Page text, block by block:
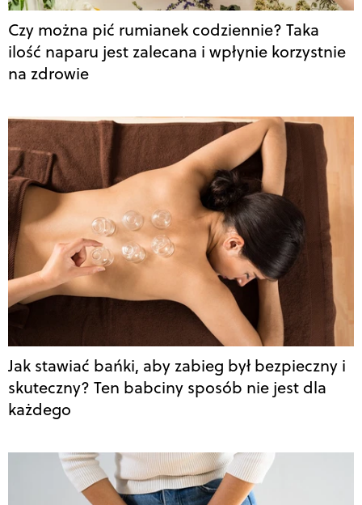
Czy można pić rumianek codziennie? Taka
ilość naparu jest zalecana i wpłynie korzystnie
na zdrowie
Jak stawiać bańki, aby zabieg był bezpieczny i
skuteczny? Ten babciny sposób nie jest dla
każdego